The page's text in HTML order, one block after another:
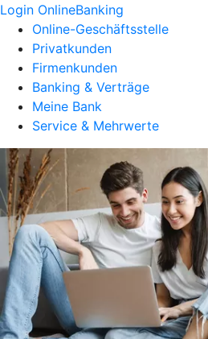
Login OnlineBanking
Online-Geschäftsstelle
Privatkunden
Firmenkunden
Banking & Verträge
Meine Bank
Service & Mehrwerte